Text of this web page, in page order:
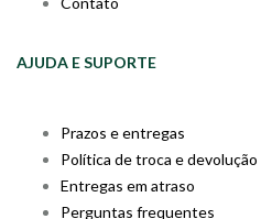
AJUDA E SUPORTE
Prazos e entregas
Política de troca e devolução
Entregas em atraso
Perguntas frequentes